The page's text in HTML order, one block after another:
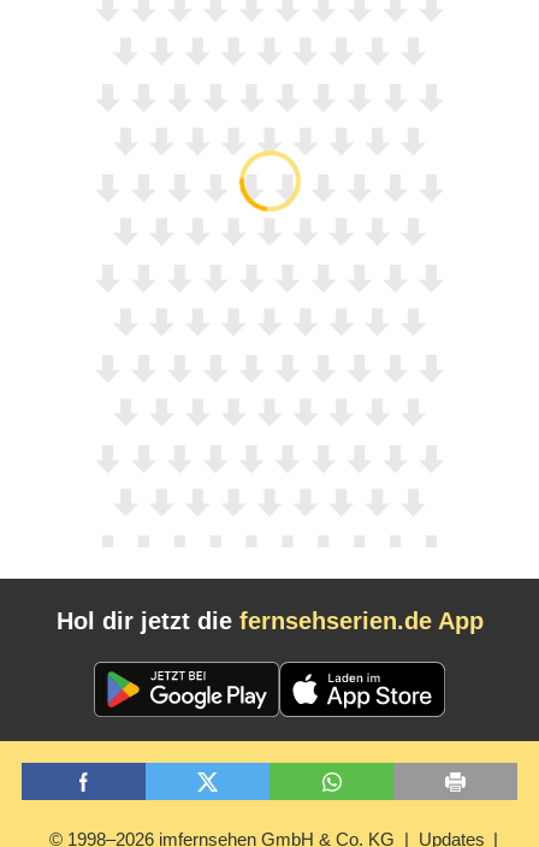
Hol dir jetzt die fernsehserien.de App
© 1998–2026 imfernsehen GmbH & Co. KG Updates